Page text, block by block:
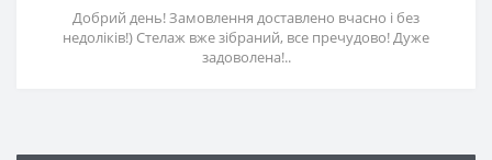
Добрий день! Замовлення доставлено вчасно і без
недоліків!) Стелаж вже зібраний, все пречудово! Дуже
задоволена!..